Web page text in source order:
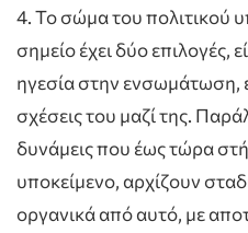
4. Το σώμα του πολιτικού
σημείο έχει δύο επιλογές,
ηγεσία στην ενσωμάτωση,
σχέσεις του μαζί της.
δυνάμεις που έως τώρα
υποκείμενο, αρχίζουν
οργανικά από αυτό, με